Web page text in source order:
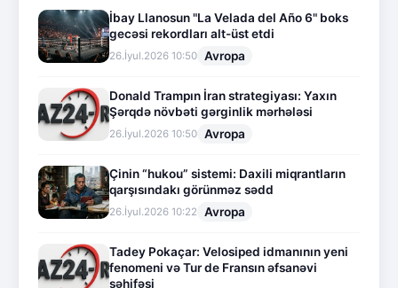
İbay Llanosun "La Velada del Año 6" boks
gecəsi rekordları alt-üst etdi
26.İyul.2026 10:50 Avropa
Donald Trampın İran strategiyası: Yaxın
Şərqdə növbəti gərginlik mərhələsi
26.İyul.2026 10:50 Avropa
Çinin “hukou” sistemi: Daxili miqrantların
qarşısındakı görünməz sədd
26.İyul.2026 10:22 Avropa
Tadey Pokaçar: Velosiped idmanının yeni
fenomeni və Tur de Fransın əfsanəvi
səhifəsi